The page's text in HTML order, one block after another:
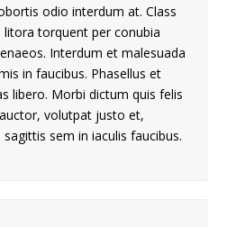
odio interdum at. Class
torquent per conubia
Interdum et malesuada
in faucibus. Phasellus et
libero. Morbi dictum quis felis
volutpat justo et,
sem in iaculis faucibus.